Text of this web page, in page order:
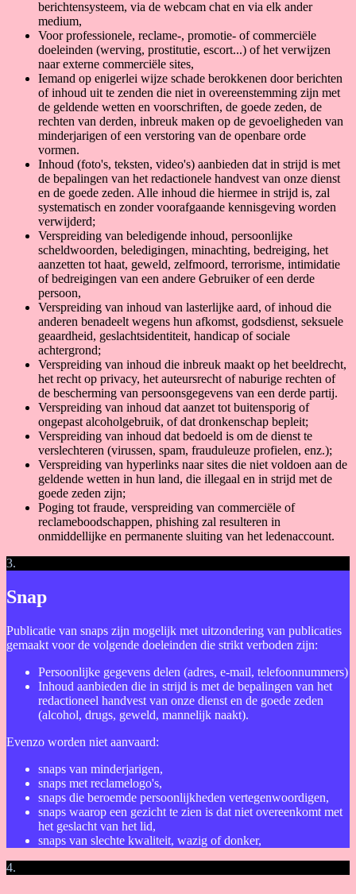
berichtensysteem, via de webcam chat en via elk ander
medium,
Voor professionele, reclame-, promotie- of commerciële
doeleinden (werving, prostitutie, escort...) of het verwijzen
naar externe commerciële sites,
Iemand op enigerlei wijze schade berokkenen door berichten
of inhoud uit te zenden die niet in overeenstemming zijn met
de geldende wetten en voorschriften, de goede zeden, de
rechten van derden, inbreuk maken op de gevoeligheden van
minderjarigen of een verstoring van de openbare orde
vormen.
Inhoud (foto's, teksten, video's) aanbieden dat in strijd is met
de bepalingen van het redactionele handvest van onze dienst
en de goede zeden. Alle inhoud die hiermee in strijd is, zal
systematisch en zonder voorafgaande kennisgeving worden
verwijderd;
Verspreiding van beledigende inhoud, persoonlijke
scheldwoorden, beledigingen, minachting, bedreiging, het
aanzetten tot haat, geweld, zelfmoord, terrorisme, intimidatie
of bedreigingen van een andere Gebruiker of een derde
persoon,
Verspreiding van inhoud van lasterlijke aard, of inhoud die
anderen benadeelt wegens hun afkomst, godsdienst, seksuele
geaardheid, geslachtsidentiteit, handicap of sociale
achtergrond;
Verspreiding van inhoud die inbreuk maakt op het beeldrecht,
het recht op privacy, het auteursrecht of naburige rechten of
de bescherming van persoonsgegevens van een derde partij.
Verspreiding van inhoud dat aanzet tot buitensporig of
ongepast alcoholgebruik, of dat dronkenschap bepleit;
Verspreiding van inhoud dat bedoeld is om de dienst te
verslechteren (virussen, spam, frauduleuze profielen, enz.);
Verspreiding van hyperlinks naar sites die niet voldoen aan de
geldende wetten in hun land, die illegaal en in strijd met de
goede zeden zijn;
Poging tot fraude, verspreiding van commerciële of
reclameboodschappen, phishing zal resulteren in
onmiddellijke en permanente sluiting van het ledenaccount.
3.
Snap
Publicatie van snaps zijn mogelijk met uitzondering van publicaties
gemaakt voor de volgende doeleinden die strikt verboden zijn:
Persoonlijke gegevens delen (adres, e-mail, telefoonnummers)
Inhoud aanbieden die in strijd is met de bepalingen van het
redactioneel handvest van onze dienst en de goede zeden
(alcohol, drugs, geweld, mannelijk naakt).
Evenzo worden niet aanvaard:
snaps van minderjarigen,
snaps met reclamelogo's,
snaps die beroemde persoonlijkheden vertegenwoordigen,
snaps waarop een gezicht te zien is dat niet overeenkomt met
het geslacht van het lid,
snaps van slechte kwaliteit, wazig of donker,
4.